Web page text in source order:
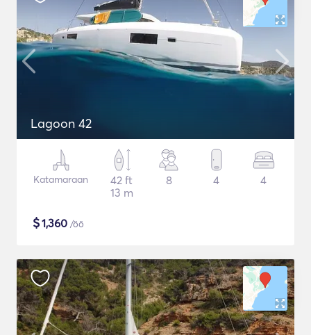
Lagoon 42
Katamaraan
42 ft
13 m
8 4 4
$1,360 /öö